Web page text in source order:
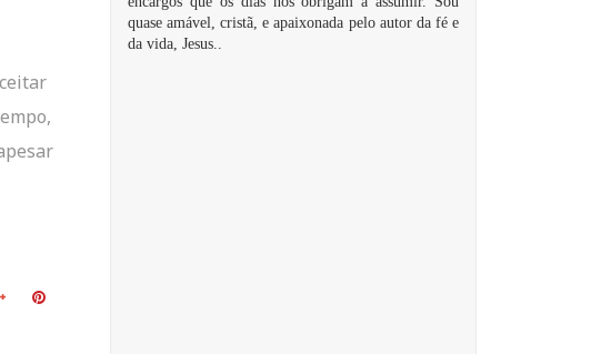
quase amável, cristã, e apaixonada pelo autor da fé e
da vida, Jesus..